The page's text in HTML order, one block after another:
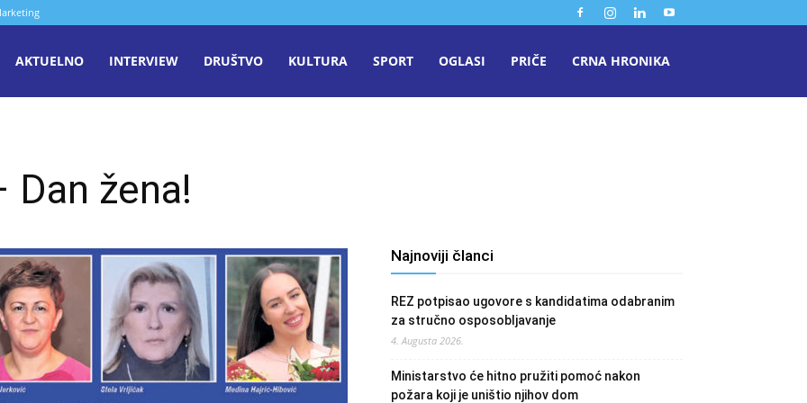
AKTUELNO INTERVIEW DRUŠTVO KULTURA SPORT OGLASI PRIČE CRNA HRONIKA
žena!
Najnoviji članci
REZ potpisao ugovore s kandidatima odabranim
za stručno osposobljavanje
4. Augusta 2026.
Ministarstvo će hitno pružiti pomoć nakon
požara koji je uništio njihov dom